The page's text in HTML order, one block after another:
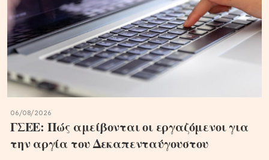
06/08/2026
ΓΣΕΕ: Πώς αμείβονται οι εργαζόμενοι για
την αργία του Δεκαπενταύγουστου